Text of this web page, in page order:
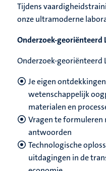
Tijdens
onze ultramoderne
Onderzoek-georiënteerd
Onderzoek-georiënteerd
Je eigen
wetenschappelijk
materialen en
Vragen te formuleren
antwoorden
Technologische
uitdagingen in de